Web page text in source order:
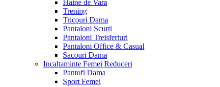
Haine de Vara
Trening
Tricouri Dama
Pantaloni Scurti
Pantaloni Treisferturi
Pantaloni Office & Casual
Sacouri Dama
Incaltaminte Femei Reduceri
Pantofi Dama
Sport Femei